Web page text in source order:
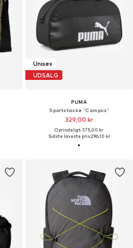
Unisex
UDSALG
PUMA
Sportstaske 'Campus'
329,00 kr
Oprindeligt: 375,00 kr
Sidste laveste pris:296,10 kr